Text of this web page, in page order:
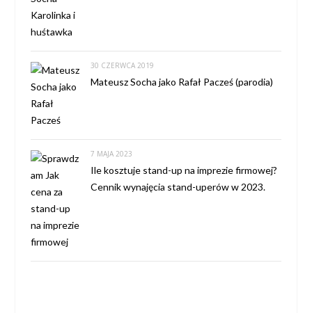
30 CZERWCA 2019
Mateusz Socha jako Rafał Pacześ (parodia)
7 MAJA 2023
Ile kosztuje stand-up na imprezie firmowej?
Cennik wynajęcia stand-uperów w 2023.